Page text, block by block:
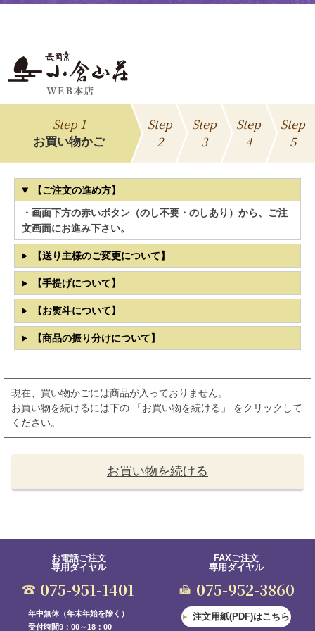
Step 1
お買い物かご
Step
2
Step
3
Step
4
Step
5
【ご注文の進め方】
・画面下方の赤いボタン（のし不要・のしあり）から、ご注
文画面にお進み下さい。
【送り主様のご変更について】
【手提げについて】
【お熨斗について】
【商品の振り分けについて】
現在、買い物かごには商品が入っておりません。
お買い物を続けるには下の 「お買い物を続ける」 をクリックして
ください。
お買い物を続ける
お電話ご注文
専用ダイヤル
075-951-1401
年中無休（年末年始を除く）
受付時間9：00～18：00
FAXご注文
専用ダイヤル
075-952-3860
注文用紙(PDF)はこちら